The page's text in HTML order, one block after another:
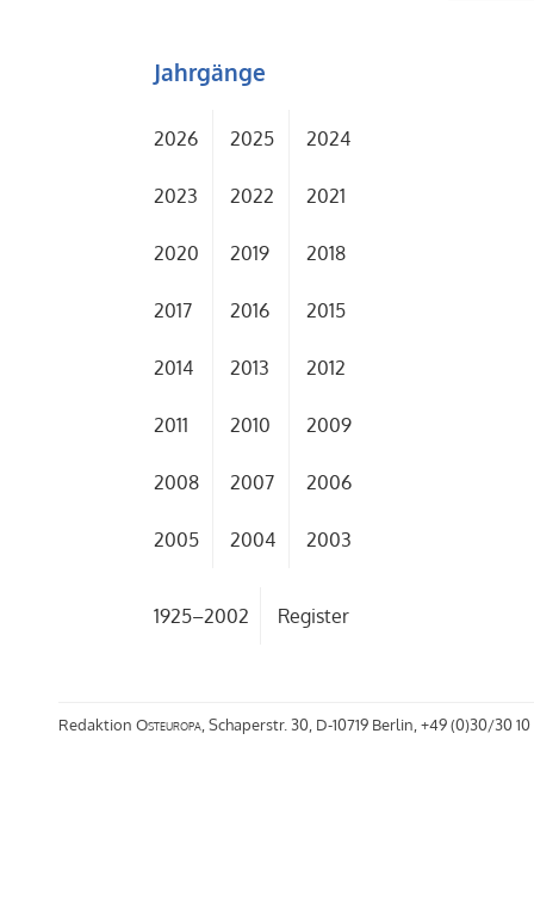
Jahrgänge
2026 2025 2024
2023 2022 2021
2020 2019 2018
2017 2016 2015
2014 2013 2012
2011 2010 2009
2008 2007 2006
2005 2004 2003
1925–2002 Register
Redaktion Osteuropa, Schaperstr. 30, D-10719 Berlin, +49 (0)30/30